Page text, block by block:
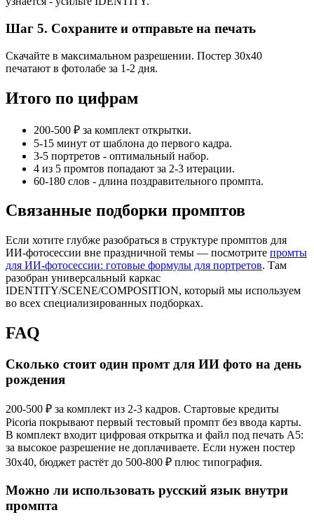
Шаг 5. Сохраните и отправьте на печать
Скачайте в максимальном разрешении. Постер 30x40
печатают в фотолабе за 1-2 дня.
Итого по цифрам
200-500 ₽ за комплект открытки.
5-15 минут от шаблона до первого кадра.
3-5 портретов - оптимальный набор.
4 из 5 промтов попадают за 2-3 итерации.
60-180 слов - длина поздравительного промпта.
Связанные подборки промптов
Если хотите глубже разобраться в структуре промптов для
ИИ-фотосессии вне праздничной темы — посмотрите промты
для ИИ-фотосессии: готовые формулы для портретов. Там
разобран универсальный каркас
IDENTITY/SCENE/COMPOSITION, который мы используем
во всех специализированных подборках.
FAQ
Сколько стоит один промт для ИИ фото на день
рождения
200-500 ₽ за комплект из 2-3 кадров. Стартовые кредиты
Picoria покрывают первый тестовый промпт без ввода карты.
В комплект входит цифровая открытка и файл под печать А5:
за высокое разрешение не доплачиваете. Если нужен постер
30x40, бюджет растёт до 500-800 ₽ плюс типография.
Можно ли использовать русский язык внутри
промпта